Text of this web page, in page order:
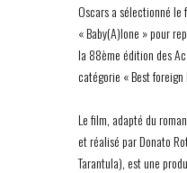
Oscars a sélectionné le
« Baby(A)lone » pour
la 88ème édition des
catégorie « Best
Le film, adapté du
et réalisé par Donato
Tarantula), est une